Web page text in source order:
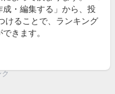
・編集する」から、投
けることで、ランキング
きます。